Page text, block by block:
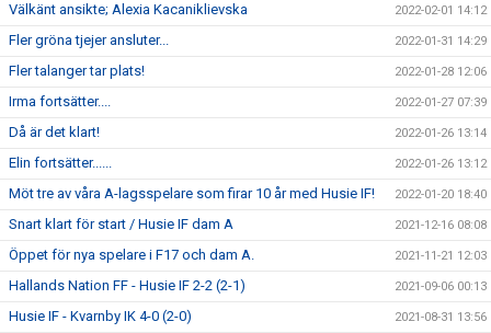
Välkänt ansikte; Alexia Kacaniklievska 2022-02-01 14:12
Fler gröna tjejer ansluter... 2022-01-31 14:29
Fler talanger tar plats! 2022-01-28 12:06
Irma fortsätter.... 2022-01-27 07:39
Då är det klart! 2022-01-26 13:14
Elin fortsätter...... 2022-01-26 13:12
Möt tre av våra A-lagsspelare som firar 10 år med Husie IF! 2022-01-20 18:40
Snart klart för start / Husie IF dam A 2021-12-16 08:08
Öppet för nya spelare i F17 och dam A. 2021-11-21 12:03
Hallands Nation FF - Husie IF 2-2 (2-1) 2021-09-06 00:13
Husie IF - Kvarnby IK 4-0 (2-0) 2021-08-31 13:56